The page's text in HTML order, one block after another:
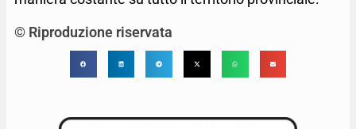
© Riproduzione riservata